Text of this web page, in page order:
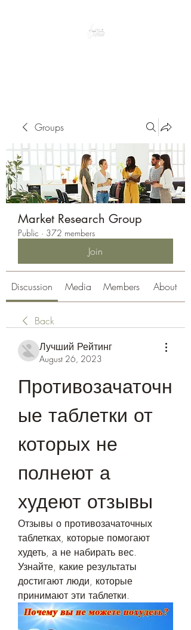
Groups
Market Research Group
Public · 372 members
Join
Discussion Media Members About
Back
Лучший Рейтинг
August 26, 2023
Противозачаточн
ые таблетки от
которых не
полнеют а
худеют отзывы
Отзывы о противозачаточных
таблетках, которые помогают
худеть, а не набирать вес.
Узнайте, какие результаты
достигают люди, которые
принимают эти таблетки.